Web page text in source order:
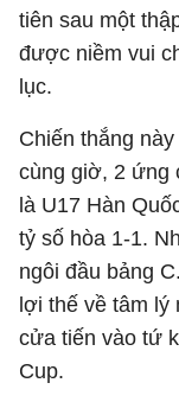
tiên sau một
được niềm vui
lục.
Chiến thắng
cùng giờ, 2 ứng
là U17 Hàn
tỷ số hòa 1-1.
ngôi đầu bảng
lợi thế về tâm lý
cửa tiến vào tứ
Cup.